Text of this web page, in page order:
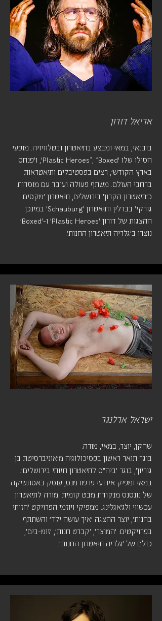
אריאל דורון
בובנאי, במאי ומבצע בתיאטרון ובטלוויזיה. מופעי
הסולו שלו 'Plastic Heroes’, ‘Boxed', ו'פנחס
בארץ הקודש', רצים בפסטיבלים ותיאטראות
ברחבי העולם. משתף פעולה ועובד עם מוסדות
כ'תיאטרון הקרון' בירושלים, תיאטרון 'מקסים
גורקי' בברלין ותיאטרון 'Schauburg' במינכן.
ההצגות של דורון 'Plastic Heroes' ו-'Boxed'
נוצרו ב'גלריה תיאטרון החנות'.
ישראל ארלנגר
שחקן, יוצר, במאי, מורה.
בוגר תואר ראשון בפסיכולוגיה מ'אוניברסיטת בן
גוריון', בוגר 'ביה"ס לתיאטרון חזותי בירושלים'.
במאי ומפיק אירועי פרפורמנס, עוסק באסתטיקה
של נונסנס מנקודת מבט קומית. מורה לתיאטרון
עכשווי ולג'אגלינג. ממפיקי ויוזמי הפרויקט 'חזותי
בחנות', יוצר ההצגה 'איך עושה ילד' והשתתף
בפרויקטים: 'המוצר', 'קברט חנות', 'זומ-בים',
כולם של 'גלריה תיאטרון החנות'.